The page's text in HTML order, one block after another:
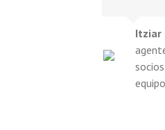
Itziar